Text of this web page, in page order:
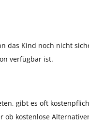
das Kind noch nicht
verfügbar ist.
gibt es oft
kostenlose